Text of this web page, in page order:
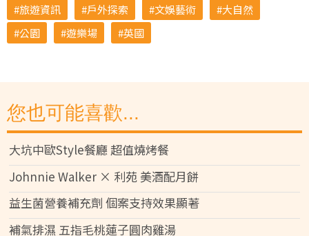
旅遊資訊 戶外探索 文娛藝術
大自然
公園
遊樂場 英國
您也可能喜歡...
大坑中歐Style餐廳 超值燒烤餐
Johnnie Walker × 利苑 美酒配月餅
益生菌營養補充劑 個案支持效果顯著
補氣排濕 五指毛桃蓮子圓肉雞湯